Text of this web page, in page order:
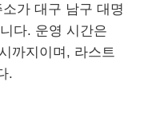
가 대구 남구 대명
다. 운영 시간은
까지이며, 라스트
.